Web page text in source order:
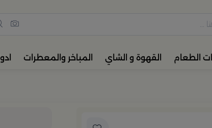
والشاي، أدوات
الطعام القهوة و الشاي المباخر والمعطرات